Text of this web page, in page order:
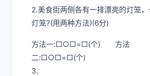
2.美食街两侧各有一排漂亮的灯笼
灯笼?(用两种方法)(6分)
方法一:□○□=□(个) 方法
二:□○□=□(个)
3.